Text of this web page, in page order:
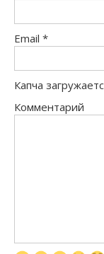
Email *
Капча
Комментарий